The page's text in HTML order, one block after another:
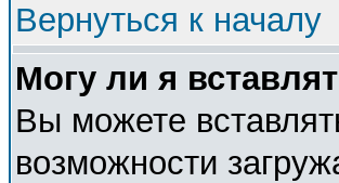
Вернуться к началу
Могу ли я
Вы можете
возможности